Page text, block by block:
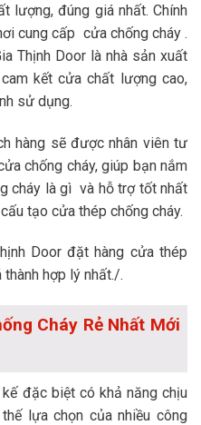
lượng, đúng giá nhất. Chính
cung cấp cửa chống cháy .
Thịnh Door là nhà sản xuất
kết cửa chất lượng cao,
sử dụng.
hàng sẽ được nhân viên tư
chống cháy, giúp bạn nắm
cháy là gì và hỗ trợ tốt nhất
tạo cửa thép chống cháy.
Door đặt hàng cửa thép
hợp lý nhất./.
Cháy Rẻ Nhất Mới
đặc biệt có khả năng chịu
lựa chọn của nhiều công